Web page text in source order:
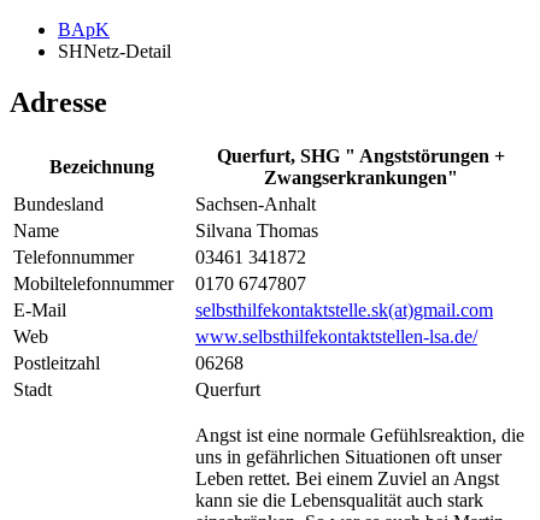
BApK
SHNetz-Detail
Adresse
Bezeichnung
Querfurt, SHG " Angststörungen +
Zwangserkrankungen"
Bundesland
Sachsen-Anhalt
Name
Silvana Thomas
Telefonnummer
03461 341872
Mobiltelefonnummer
0170 6747807
E-Mail
selbsthilfekontaktstelle.sk(at)gmail.com
Web
www.selbsthilfekontaktstellen-lsa.de/
Postleitzahl
06268
Stadt
Querfurt
Angst ist eine normale Gefühlsreaktion, die
uns in gefährlichen Situationen oft unser
Leben rettet. Bei einem Zuviel an Angst
kann sie die Lebensqualität auch stark